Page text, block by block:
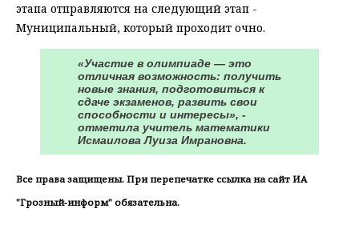
этапа отправляются на следующий этап -
Муниципальный, который проходит очно.
«Участие в олимпиаде — это
отличная возможность: получить
новые знания, подготовиться к
сдаче экзаменов, развить свои
способности и интересы», -
отметила учитель математики
Исмаилова Луиза Имрановна.
Все права защищены. При перепечатке ссылка на сайт ИА
"Грозный-информ" обязательна.